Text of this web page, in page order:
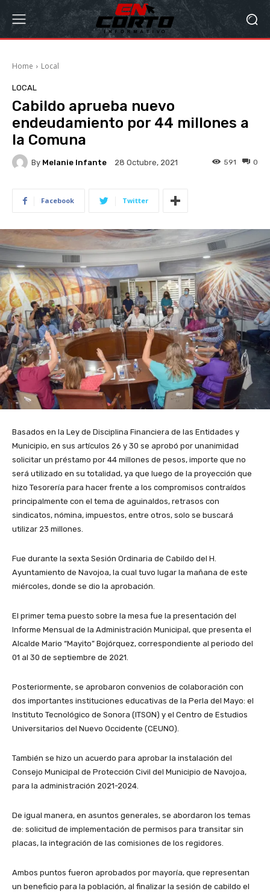
Home Local
LOCAL
Cabildo aprueba nuevo
endeudamiento por 44 millones a
la Comuna
By Melanie Infante 28 Octubre, 2021 0
591
Facebook Twitter
Basados en la Ley de Disciplina Financiera de las Entidades y
Municipio, en sus artículos 26 y 30 se aprobó por unanimidad
solicitar un préstamo por 44 millones de pesos, importe que no
será utilizado en su totalidad, ya que luego de la proyección que
hizo Tesorería para hacer frente a los compromisos contraídos
principalmente con el tema de aguinaldos, retrasos con
sindicatos, nómina, impuestos, entre otros, solo se buscará
utilizar 23 millones.
Fue durante la sexta Sesión Ordinaria de Cabildo del H.
Ayuntamiento de Navojoa, la cual tuvo lugar la mañana de este
miércoles, donde se dio la aprobación.
El primer tema puesto sobre la mesa fue la presentación del
Informe Mensual de la Administración Municipal, que presenta el
Alcalde Mario “Mayito” Bojórquez, correspondiente al periodo del
01 al 30 de septiembre de 2021.
Posteriormente, se aprobaron convenios de colaboración con
dos importantes instituciones educativas de la Perla del Mayo: el
Instituto Tecnológico de Sonora (ITSON) y el Centro de Estudios
Universitarios del Nuevo Occidente (CEUNO).
También se hizo un acuerdo para aprobar la instalación del
Consejo Municipal de Protección Civil del Municipio de Navojoa,
para la administración 2021-2024.
De igual manera, en asuntos generales, se abordaron los temas
de: solicitud de implementación de permisos para transitar sin
placas, la integración de las comisiones de los regidores.
Ambos puntos fueron aprobados por mayoría, que representan
un beneficio para la población, al finalizar la sesión de cabildo el